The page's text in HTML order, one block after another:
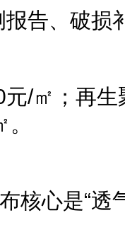
告、破损
/㎡；再
核心是“透